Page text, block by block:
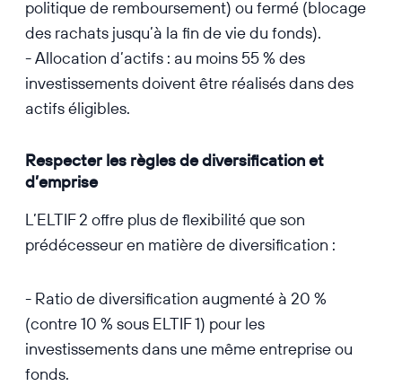
politique de remboursement) ou fermé (blocage
des rachats jusqu’à la fin de vie du fonds).
- Allocation d’actifs : au moins 55 % des
investissements doivent être réalisés dans des
actifs éligibles.
Respecter les règles de diversification et
d’emprise
L’ELTIF 2 offre plus de flexibilité que son
prédécesseur en matière de diversification :
- Ratio de diversification augmenté à 20 %
(contre 10 % sous ELTIF 1) pour les
investissements dans une même entreprise ou
fonds.